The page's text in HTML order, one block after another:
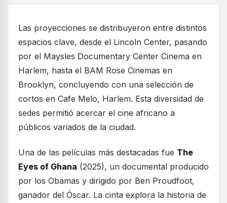
Las proyecciones se distribuyeron entre distintos
espacios clave, desde el Lincoln Center, pasando
por el Maysles Documentary Center Cinema en
Harlem, hasta el BAM Rose Cinemas en
Brooklyn, concluyendo con una selección de
cortos en Cafe Melo, Harlem. Esta diversidad de
sedes permitió acercar el cine africano a
públicos variados de la ciudad.
Una de las películas más destacadas fue The
Eyes of Ghana (2025), un documental producido
por los Obamas y dirigido por Ben Proudfoot,
ganador del Óscar. La cinta explora la historia de